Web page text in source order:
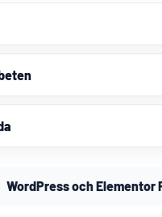
WordPress och Elementor